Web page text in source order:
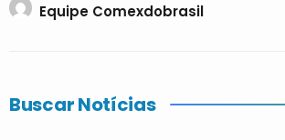
Equipe Comexdobrasil
Buscar Notícias